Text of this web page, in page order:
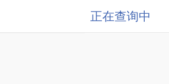
正在查询中